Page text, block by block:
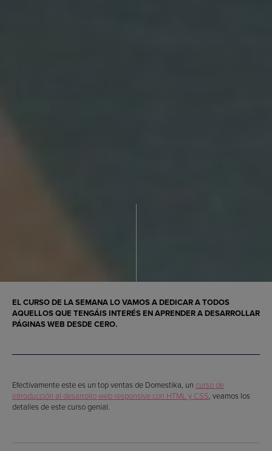
EL CURSO DE LA SEMANA LO VAMOS A DEDICAR A TODOS
AQUELLOS QUE TENGÁIS INTERÉS EN APRENDER A DESARROLLAR
PÁGINAS WEB DESDE CERO.
Efectivamente este es un top ventas de Domestika, un curso de
introducción al desarrollo web responsive con HTML y CSS, veamos los
detalles de este curso genial.